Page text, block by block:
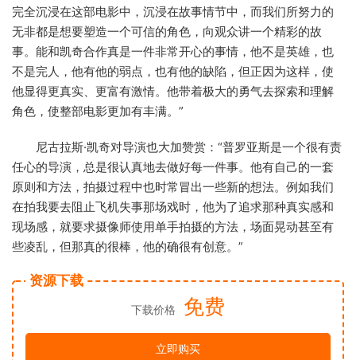
完全沉浸在这部电影中，沉浸在故事情节中，而我们所努力的
无非都是想要塑造一个可信的角色，向观众讲一个精彩的故
事。能和凯奇合作真是一件非常开心的事情，他不是英雄，也
不是完人，他有他的弱点，也有他的缺陷，但正因为这样，使
他显得更真实、更富有激情。他带着极大的勇气去探索和理解
角色，使整部电影更加有丰满。”
尼古拉斯·凯奇对导演也大加赞赏：“普罗亚斯是一个很有责
任心的导演，总是很认真地去做好每一件事。他有自己的一套
原则和方法，拍摄过程中也时常冒出一些新的想法。例如我们
在拍我要去阻止飞机失事那场戏时，他为了追求那种真实感和
现场感，就要求摄像师使用单手拍摄的方法，场面晃动甚至有
些凌乱，但那真的很棒，他的确很有创意。”
资源下载
下载价格 免费
立即购买